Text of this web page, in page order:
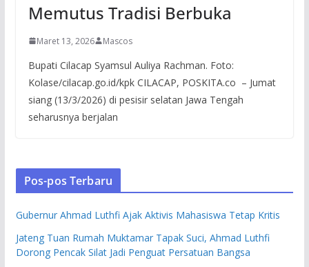
Memutus Tradisi Berbuka
Maret 13, 2026 Mascos
Bupati Cilacap Syamsul Auliya Rachman. Foto:
Kolase/cilacap.go.id/kpk CILACAP, POSKITA.co – Jumat
siang (13/3/2026) di pesisir selatan Jawa Tengah
seharusnya berjalan
Pos-pos Terbaru
Gubernur Ahmad Luthfi Ajak Aktivis Mahasiswa Tetap Kritis
Jateng Tuan Rumah Muktamar Tapak Suci, Ahmad Luthfi
Dorong Pencak Silat Jadi Penguat Persatuan Bangsa